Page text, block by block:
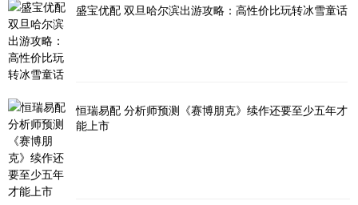
盛宝优配 双旦哈尔滨出游攻略：高性价比玩转冰雪童话
恒瑞易配 分析师预测《赛博朋克》续作还要至少五年才
能上市